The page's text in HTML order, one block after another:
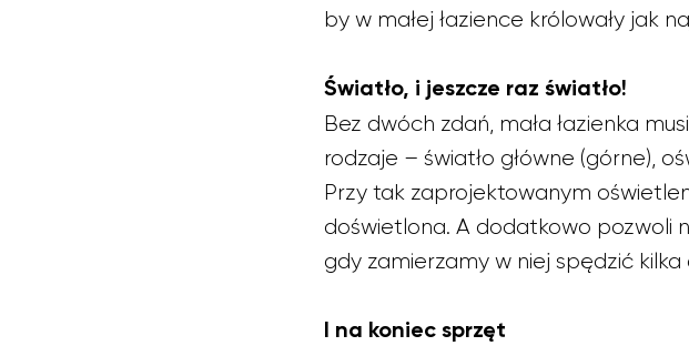
by w małej łazience królowały jak
Światło, i jeszcze raz światło!
Bez dwóch zdań, mała łazienka
rodzaje – światło główne (górne),
Przy tak zaprojektowanym
doświetlona. A dodatkowo pozwoli
gdy zamierzamy w niej spędzić kilka
I na koniec sprzęt